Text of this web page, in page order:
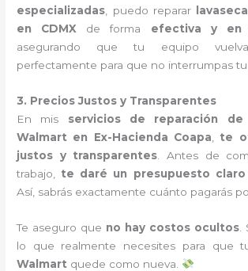
especializadas , puedo reparar
en CDMX de forma efectiva y en
asegurando que tu equipo
perfectamente para que no interrumpas tu
3. Precios Justos y Transparentes
En mis servicios de reparación de
Walmart en Ex-Hacienda Coapa
te
justos y transparentes . Antes de
trabajo, te daré un presupuesto claro
Así, sabrás exactamente cuánto pagarás
Te aseguro que no hay costos ocultos.
lo que realmente necesites para que
Walmart quede como nueva.